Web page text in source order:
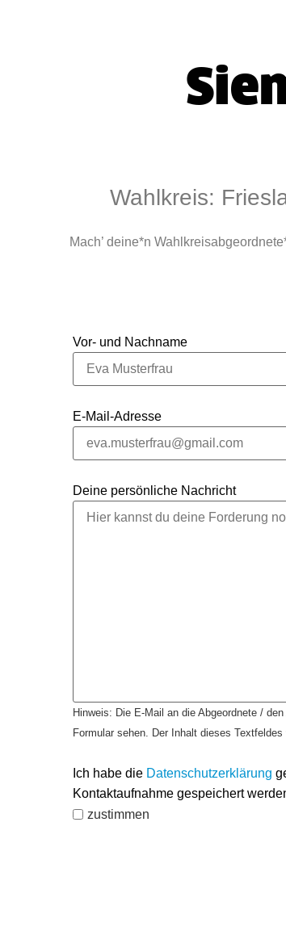
Wahlkreis:
Mach’ deine*n
Vor- und Nachname
E-Mail-Adresse
Deine persönliche Nachricht
Hinweis: Die E-Mail an die Abgeordnete /
Formular sehen. Der Inhalt dieses
Ich habe die Datenschutzerklärung
Kontaktaufnahme gespeichert
zustimmen